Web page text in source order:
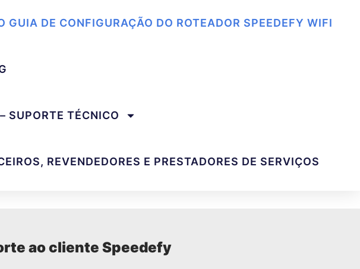
GUIA DE CONFIGURAÇÃO DO ROTEADOR SPEEDEFY WIFI
SUPORTE TÉCNICO
REVENDEDORES E PRESTADORES DE SERVIÇOS
ao cliente Speedefy